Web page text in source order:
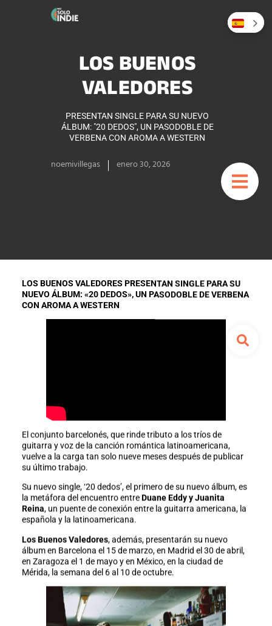
LOS BUENOS
VALEDORES
PRESENTAN SINGLE PARA SU NUEVO
ÁLBUM: "20 DEDOS", UN PASODOBLE DE
VERBENA CON AROMA A WESTERN
noemivillegas enero 30, 2026
LOS BUENOS VALEDORES PRESENTAN SINGLE PARA SU
NUEVO ÁLBUM: «20 DEDOS», UN PASODOBLE DE VERBENA
CON AROMA A WESTERN
El conjunto barcelonés, que rinde tributo a los tríos de
guitarra y voz de la canción romántica latinoamericana,
vuelve a la carga tan solo nueve meses después de publicar
su último trabajo.
Su nuevo single, ‘20 dedos’, el primero de su nuevo álbum, es
la metáfora del encuentro entreDuane Eddy y Juanita
Reina, un puente de conexión entre la guitarra americana, la
española y la latinoamericana.
Los Buenos Valedores, además, presentarán su nuevo
álbum en Barcelona el 15 de marzo, en Madrid el 30 de abril,
en Zaragoza el 1 de mayo y en México, en la ciudad de
Mérida, la semana del 6 al 10 de octubre.